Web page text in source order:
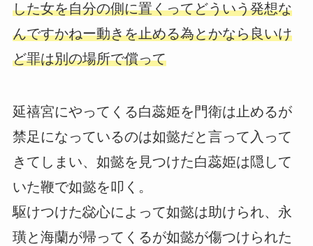
した女を自分の側に置くってどういう発想な
んですかねー動きを止める為とかなら良いけ
ど罪は別の場所で償って
延禧宮にやってくる白蕊姫を門衛は止めるが
禁足になっているのは如懿だと言って入って
きてしまい、如懿を見つけた白蕊姫は隠して
いた鞭で如懿を叩く。
駆けつけた惢心によって如懿は助けられ、永
璜と海蘭が帰ってくるが如懿が傷つけられた